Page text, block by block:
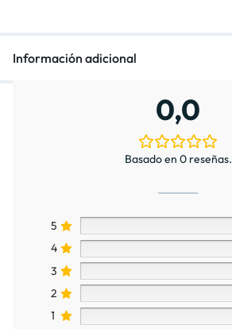
Información adicional
0,0
Basado en 0 reseñas.
5
4
3
2
1